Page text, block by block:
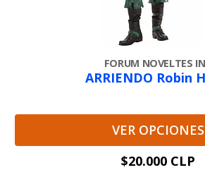
FORUM NOVELTES
ARRIENDO Robin
VER OPCIONES
$20.000 CLP